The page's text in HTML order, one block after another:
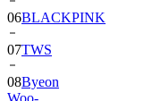
07TWS
08Byeon
Woo-
seok